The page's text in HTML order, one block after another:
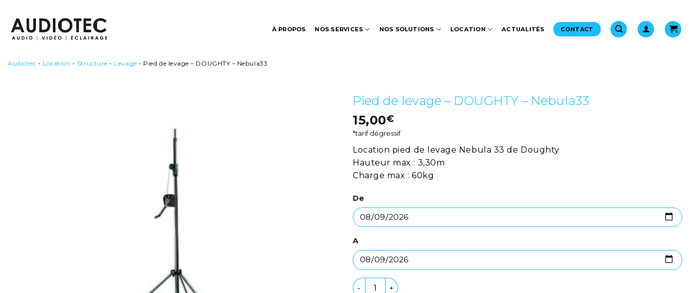
contenu
À PROPOS NOS SERVICES NOS SOLUTIONS LOCATION ACTUALITÉS CONTACT
Audiotec - Location - Structure - Levage - Pied de levage – DOUGHTY – Nebula33
Pied de levage – DOUGHTY – Nebula33
15,00€
*tarif dégressif
Location pied de levage Nebula 33 de Doughty
Hauteur max : 3,30m
Charge max : 60kg
De
A
quantité de Pied de levage - DOUGHTY - Nebula33